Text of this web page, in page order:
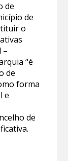
de
de
o
–
“é
de
forma
e
de